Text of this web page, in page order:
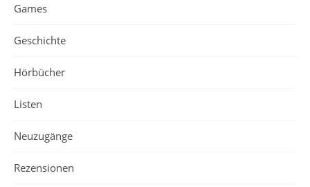
Games
Geschichte
Hörbücher
Listen
Neuzugänge
Rezensionen